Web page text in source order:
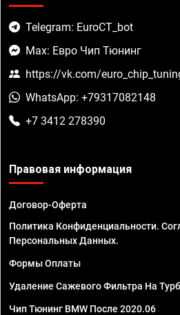
Telegram: EuroCT_bot
Max: Евро Чип Тюнинг
https://vk.com/
WhatsApp: +79317082148
+7 3412 278390
Правовая информация
Договор-Оферта
Политика Конфиденциальности.
Персональных Данных.
Формы Оплаты
Удаление Сажевого Фильтра На
Чип Тюнинг BMW После 2020.06